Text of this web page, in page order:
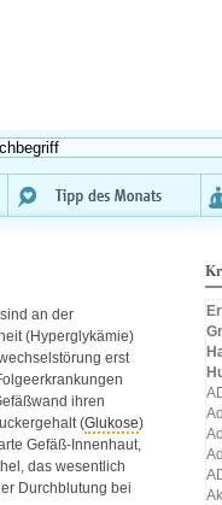
sind an der
(Hyperglykämie)
erst
ihren
(Glukose)
Gefäß-Innenhaut,
das wesentlich
Durchblutung bei